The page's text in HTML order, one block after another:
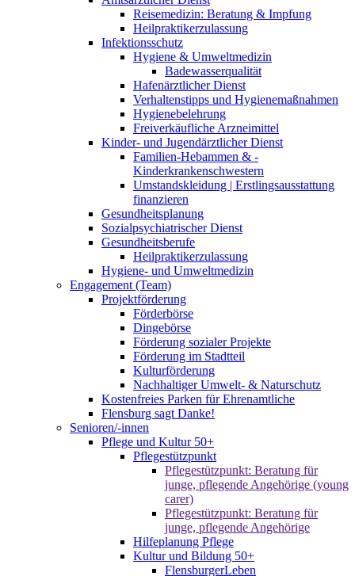
Reisemedizin: Beratung & Impfung
Heilpraktikerzulassung
Infektionsschutz
Hygiene & Umweltmedizin
Badewasserqualität
Hafenärztlicher Dienst
Verhaltenstipps und Hygienemaßnahmen
Hygienebelehrung
Freiverkäufliche Arzneimittel
Kinder- und Jugendärztlicher Dienst
Familien-Hebammen & -
Kinderkrankenschwestern
Umstandskleidung | Erstlingsausstattung
finanzieren
Gesundheitsplanung
Sozialpsychiatrischer Dienst
Gesundheitsberufe
Heilpraktikerzulassung
Hygiene- und Umweltmedizin
Engagement (Team)
Projektförderung
Förderbörse
Dingebörse
Förderung sozialer Projekte
Förderung im Stadtteil
Kulturförderung
Nachhaltiger Umwelt- & Naturschutz
Kostenfreies Parken für Ehrenamtliche
Flensburg sagt Danke!
Senioren/-innen
Pflege und Kultur 50+
Pflegestützpunkt
Pflegestützpunkt: Beratung für
junge, pflegende Angehörige (young
carer)
Pflegestützpunkt: Beratung für
junge, pflegende Angehörige
Hilfeplanung Pflege
Kultur und Bildung 50+
FlensburgerLeben